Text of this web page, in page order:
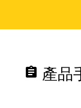
assignment 產品